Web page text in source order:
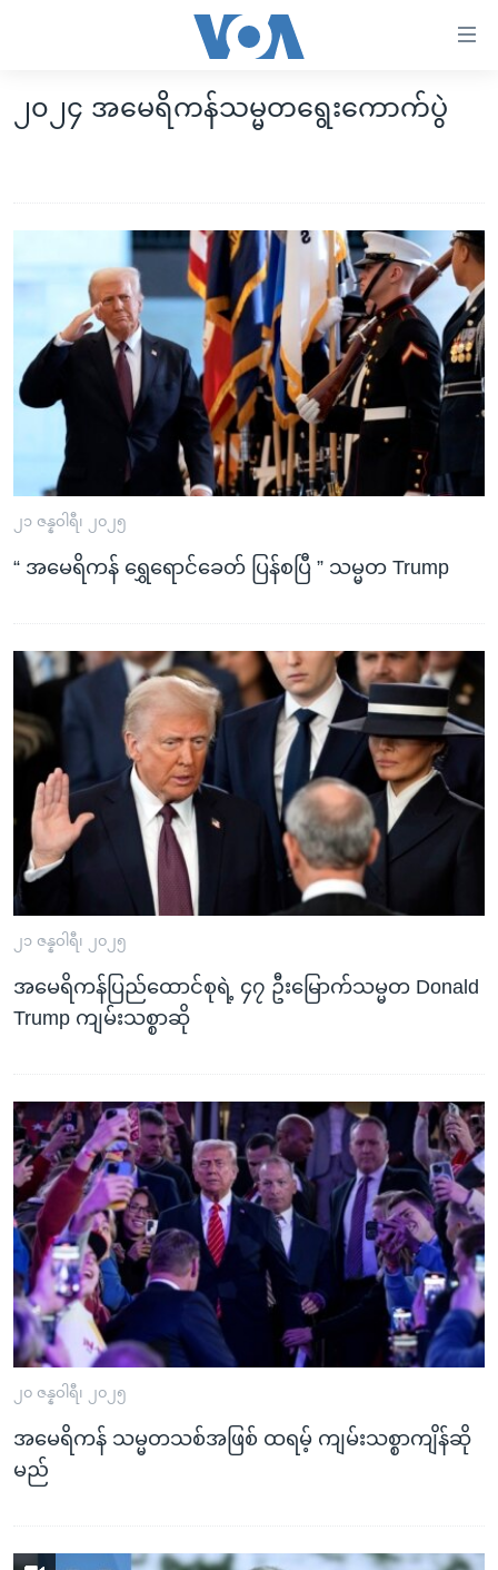
လွယ်ကူ
စေ
များ
အကြောင်းအရာ
ကျော်
ကြည့်
ညွန်း
စာမျက်နှာ
ကြည့်
ရှာဖွေ
ရန်
ကျော်
မူလစာမျက်နှာ
အမေရိကန်
တရုတ်
အစ္စရေး-ပါလက်စတိုင်း
ဗွီဒီယို
သတင်းလွတ်လပ်ခွင့်
ရပ်ဝန်းတခု လမ်းတခု အလွန်
အင်္ဂလိပ်စာလေ့လာမယ်
အမေရိကန်သုံးအီဒီယံ
မကြေးမုံရဲ့ အင်္ဂလိပ်စာ
ရုပ်ရှင်ထဲက အင်္ဂလိပ်စာ
သုတပဒေသာ အင်္ဂလိပ်စာ
အပတ်စဉ်ကဏ္ဍများ
ရေဒီယို
တီဗွီ
ရေဒီယိုနှင့်ရုပ်သံ အချက်အလက်များ
ရေဒီယို/တီဗွီအစီအစဉ်
Learning English
ဘာသာစကားများ
၂၀၂၄ အမေရိကန်သမ္မတရွေးကောက်ပွဲ
၂၁ ဇန္နဝါရီ၊ ၂၀၂၅
“ အမေရိကန် ရွှေရောင်ခေတ် ပြန်စပြီ ” သမ္မတ Trump
၂၁ ဇန္နဝါရီ၊ ၂၀၂၅
အမေရိကန်ပြည်ထောင်စုရဲ့ ၄၇ ဦးမြောက်သမ္မတ Donald
Trump ကျမ်းသစ္စာဆို
၂၀ ဇန္နဝါရီ၊ ၂၀၂၅
အမေရိကန် သမ္မတသစ်အဖြစ် ထရမ့် ကျမ်းသစ္စာကျိန်ဆို
မည်